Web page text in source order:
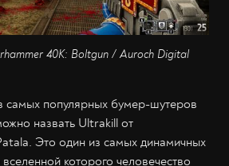
40K: Boltgun / Auroch Digital
самых популярных бумер-шутеров
назвать Ultrakill от
Это один из самых динамичных
которого человечество